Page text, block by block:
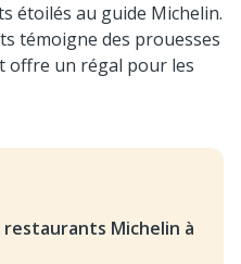
étoilés au guide Michelin.
témoigne des prouesses
offre un régal pour les
Michelin à